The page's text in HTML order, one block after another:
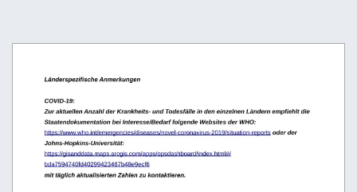
Länderspezifische Anmerkungen
COVID-19:
Zur aktuellen Anzahl der Krankheits- und Todesfälle in den einzelnen Ländern empfiehlt die
Staatendokumentation bei Interesse/Bedarf folgende Websites der WHO:
https://www.who.int/emergencies/diseases/novel-coronavirus-2019/situation-reports oder der
Johns-Hopkins-Universität:
https://gisanddata.maps.arcgis.com/apps/opsdashboard/index.html#/
bda7594740fd40299423467b48e9ecf6
mit täglich aktualisierten Zahlen zu kontaktieren.